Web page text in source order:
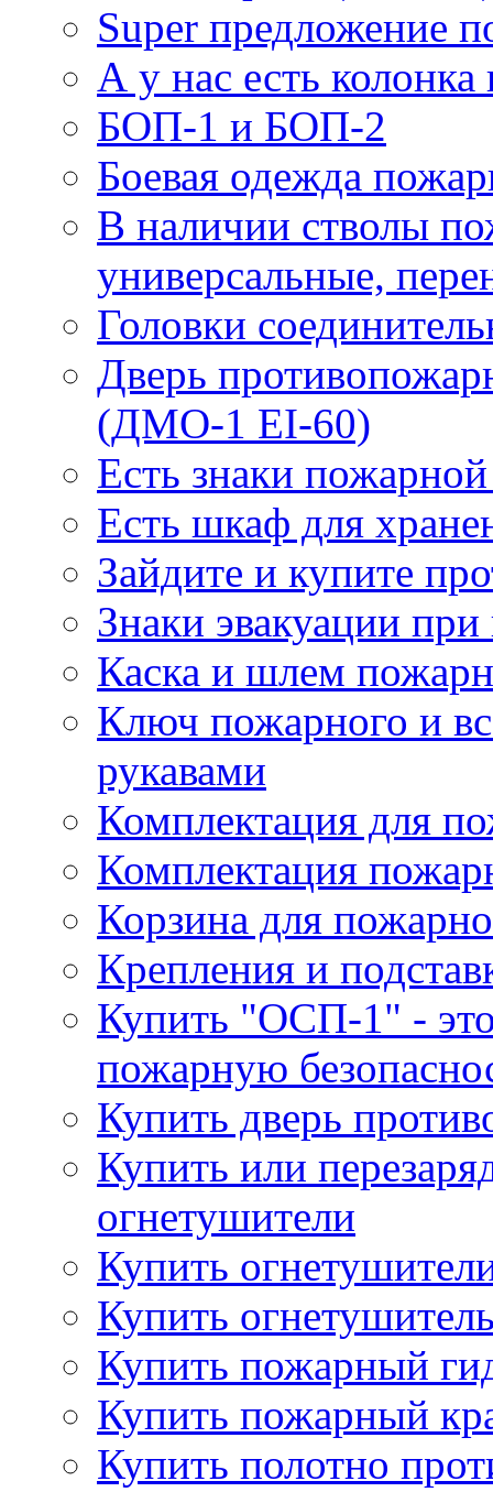
Super предложение
А у нас есть
БОП-1 и БОП-2
Боевая одежда
В наличии стволы
универсальные,
Головки
Дверь
(ДМО-1 EI-60)
Есть знаки
Есть шкаф для
Зайдите и купите
Знаки эвакуации
Каска и шлем
Ключ пожарного и
рукавами
Комплектация для
Комплектация
Корзина для
Крепления и
Купить "ОСП-1" - это
пожарную
Купить дверь
Купить или
огнетушители
Купить
Купить
Купить пожарный
Купить пожарный
Купить полотно